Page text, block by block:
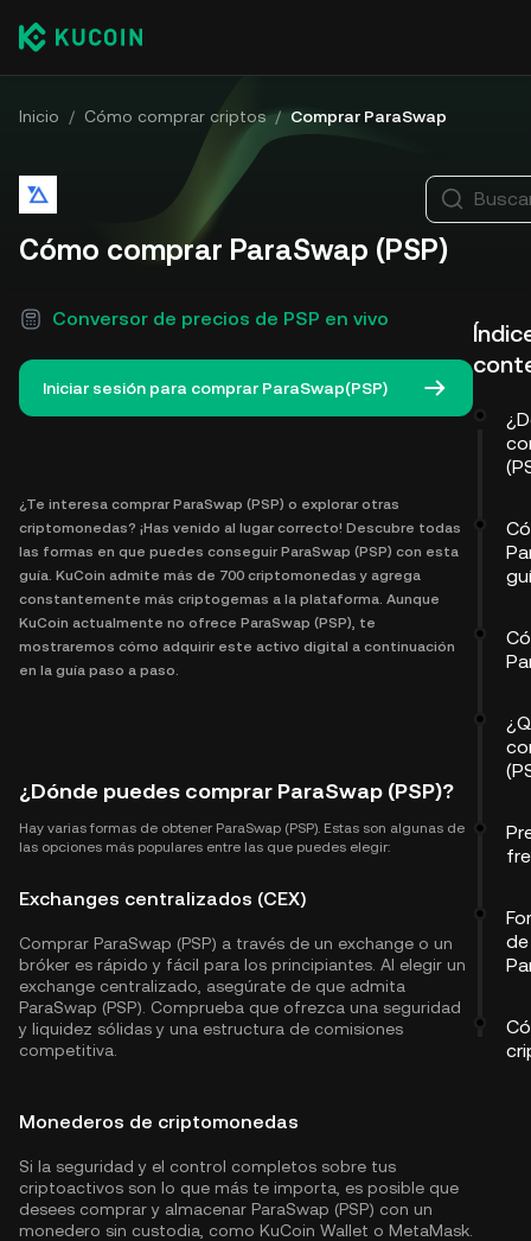
Inicio / Cómo comprar criptos / Comprar ParaSwap
Cómo comprar ParaSwap (PSP)
Conversor de precios de PSP en vivo
Iniciar sesión para comprar ParaSwap(PSP)
¿Te interesa comprar ParaSwap (PSP) o explorar otras
criptomonedas? ¡Has venido al lugar correcto! Descubre todas
las formas en que puedes conseguir ParaSwap (PSP) con esta
guía. KuCoin admite más de 700 criptomonedas y agrega
constantemente más criptogemas a la plataforma. Aunque
KuCoin actualmente no ofrece ParaSwap (PSP), te
mostraremos cómo adquirir este activo digital a continuación
en la guía paso a paso.
¿Dónde puedes comprar ParaSwap (PSP)?
Hay varias formas de obtener ParaSwap (PSP). Estas son algunas de
las opciones más populares entre las que puedes elegir:
Exchanges centralizados (CEX)
Comprar ParaSwap (PSP) a través de un exchange o un
bróker es rápido y fácil para los principiantes. Al elegir un
exchange centralizado, asegúrate de que admita
ParaSwap (PSP). Comprueba que ofrezca una seguridad
y liquidez sólidas y una estructura de comisiones
competitiva.
Monederos de criptomonedas
Si la seguridad y el control completos sobre tus
criptoactivos son lo que más te importa, es posible que
desees comprar y almacenar ParaSwap (PSP) con un
monedero sin custodia, como KuCoin Wallet o MetaMask.